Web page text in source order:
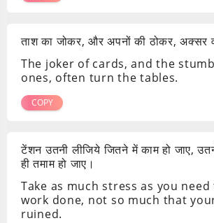
ताश का जोकर, और अपनों की ठोकर, अक्सर
The joker of cards, and the
ones, often turn the tables.
COPY
टेंशन उतनी लीजिये जितने में काम हो जाए,
ही तमाम हो जाए।
Take as much stress as you
work done, not so much that
ruined.